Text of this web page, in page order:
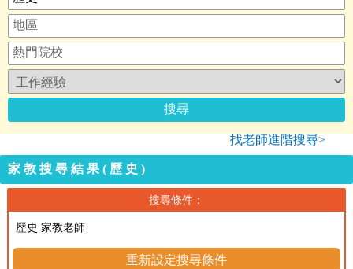
找老師進階搜尋>
家教搜尋結果(歷史)
搜尋條件：
歷史 家教老師
重新設定搜尋條件